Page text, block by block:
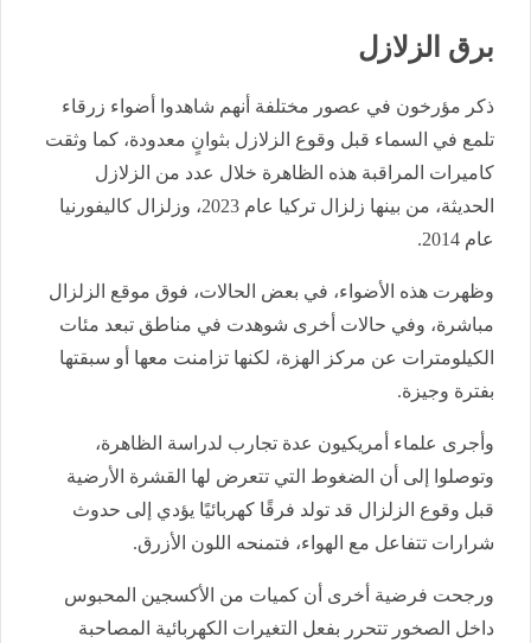
برق الزلازل
ذكر مؤرخون في عصور مختلفة أنهم شاهدوا أضواء زرقاء
تلمع في السماء قبل وقوع الزلازل بثوانٍ معدودة، كما وثقت
كاميرات المراقبة هذه الظاهرة خلال عدد من الزلازل
الحديثة، من بينها زلزال تركيا عام 2023، وزلزال كاليفورنيا
عام 2014.
وظهرت هذه الأضواء، في بعض الحالات، فوق موقع الزلزال
مباشرة، وفي حالات أخرى شوهدت في مناطق تبعد مئات
الكيلومترات عن مركز الهزة، لكنها تزامنت معها أو سبقتها
بفترة وجيزة.
وأجرى علماء أمريكيون عدة تجارب لدراسة الظاهرة،
وتوصلوا إلى أن الضغوط التي تتعرض لها القشرة الأرضية
قبل وقوع الزلزال قد تولد فرقًا كهربائيًا يؤدي إلى حدوث
شرارات تتفاعل مع الهواء، فتمنحه اللون الأزرق.
ورجحت فرضية أخرى أن كميات من الأكسجين المحبوس
داخل الصخور تتحرر بفعل التغيرات الكهربائية المصاحبة